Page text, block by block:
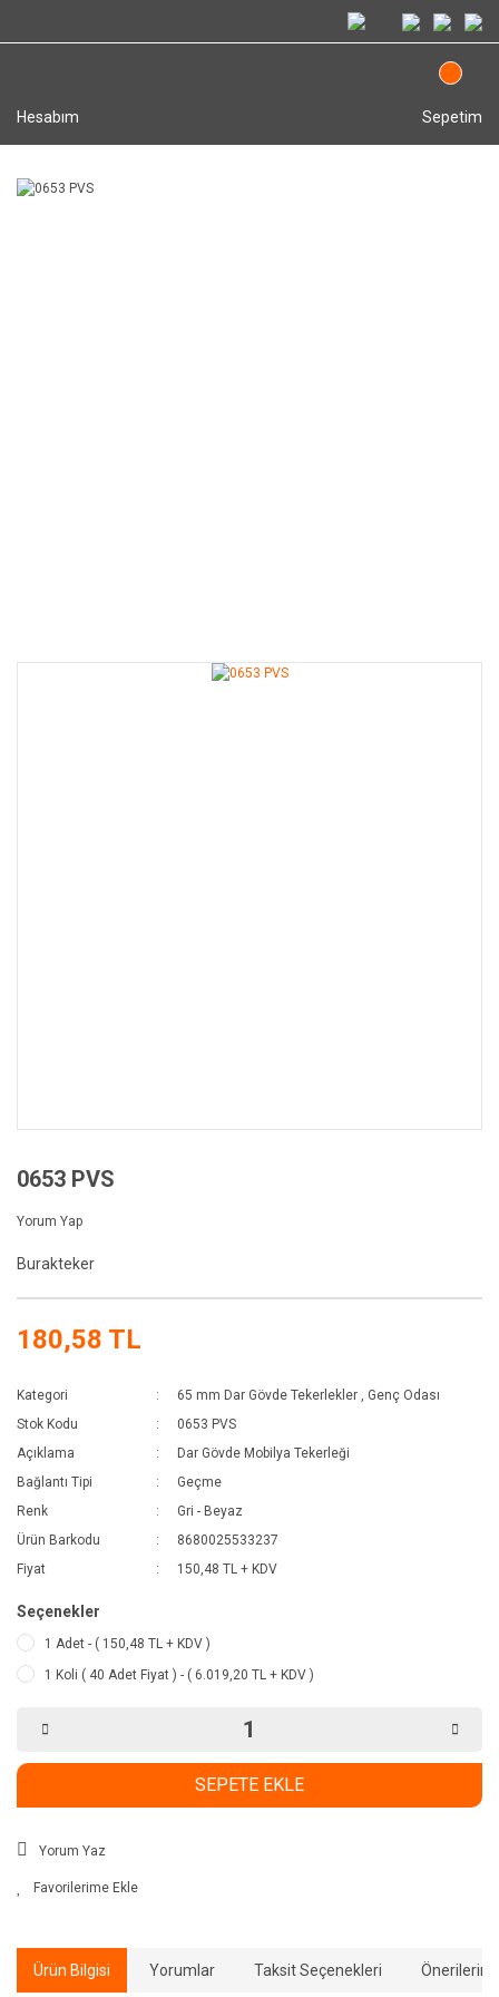
Hesabım Sepetim
0653 PVS
Yorum Yap
Burakteker
180,58 TL
Kategori 65 mm Dar Gövde Tekerlekler , Genç Odası
Stok Kodu
0653 PVS
Açıklama
Dar Gövde Mobilya Tekerleği
Bağlantı Tipi
Geçme
Renk
Gri - Beyaz
Ürün Barkodu
8680025533237
Fiyat
150,48 TL + KDV
Seçenekler
1 Adet - ( 150,48 TL + KDV )
1 Koli ( 40 Adet Fiyat ) - ( 6.019,20 TL + KDV )
SEPETE EKLE
Yorum Yaz
Ürün Bilgisi Yorumlar Taksit Seçenekleri